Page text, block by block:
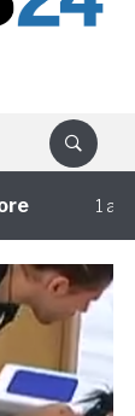
1 annofa